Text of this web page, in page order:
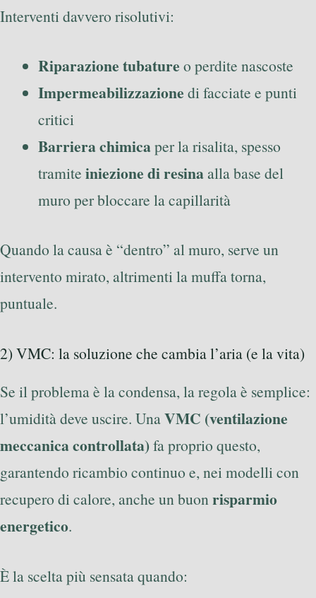
Interventi davvero risolutivi:
Riparazione tubature o perdite nascoste
Impermeabilizzazione di facciate e punti
critici
Barriera chimicaper la risalita, spesso
tramite iniezione di resinaalla base del
muro per bloccare la capillarità
Quando la causa è “dentro” al muro, serve un
intervento mirato, altrimenti la muffa torna,
puntuale.
2) VMC: la soluzione che cambia l’aria (e la vita)
Se il problema è la condensa, la regola è semplice:
l’umidità deve uscire. UnaVMC (ventilazione
meccanica controllata)fa proprio questo,
garantendo ricambio continuo e, nei modelli con
recupero di calore, anche un buonrisparmio
energetico.
È la scelta più sensata quando: